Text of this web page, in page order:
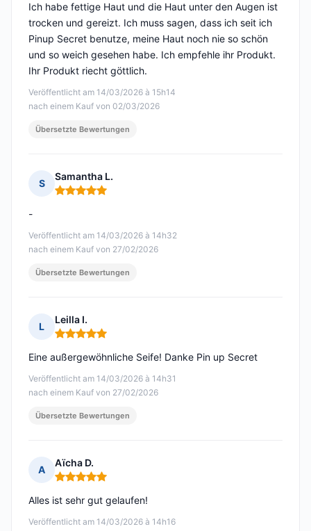
Veröffentlicht am 14/03/2026 à 15h14
nach einem Kauf von 02/03/2026
Ich habe fettige Haut und die Haut unter den Augen ist
trocken und gereizt. Ich muss sagen, dass ich seit ich
Pinup Secret benutze, meine Haut noch nie so schön
und so weich gesehen habe. Ich empfehle ihr Produkt.
Ihr Produkt riecht göttlich.
Übersetzte Bewertungen
S
Samantha L.
Hinweis: 5 von 5
Veröffentlicht am 14/03/2026 à 14h32
nach einem Kauf von 27/02/2026
-
Übersetzte Bewertungen
L
Leilla I.
Hinweis: 5 von 5
Veröffentlicht am 14/03/2026 à 14h31
nach einem Kauf von 27/02/2026
Eine außergewöhnliche Seife! Danke Pin up Secret
Übersetzte Bewertungen
A
Aïcha D.
Hinweis: 5 von 5
Veröffentlicht am 14/03/2026 à 14h16
Alles ist sehr gut gelaufen!